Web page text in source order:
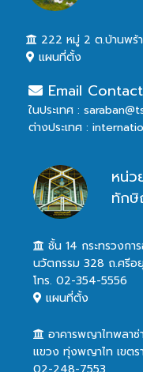
222 หมู่ 2 ต.บ้านพร้
แผนที่ตั้ง
Email Contact
ในประเทศ :
ต่างประเทศ :
หน่ว
ทักษิ
ชั้น 14 กระทรวงก
นวัตกรรม 328 ถ.ศรีอ
โทร. 02-354-5556
แผนที่ตั้ง
อาคารพญาไทพลา
แขวง ทุ่งพญาไท เขตร